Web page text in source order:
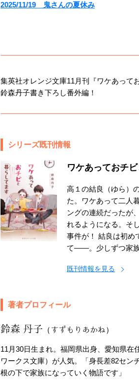
2025/11/19 鬼さんの夏休み
集英社オレンジ文庫11月刊『ワケあって
鈴森丹子書き下ろし番外編！
シリーズ既刊情報
ワケあっておチ
高１の結良（ゆら）
た。ワケあって二人
ングの連続だったが
れるようになる。そ
事件が！ 結良は初め
て――。少しずつ家族
既刊情報を見る
著者プロフィール
鈴森 丹子 （すずもりあかね）
11月30日生まれ。福岡県出身、愛知県在
ワークス文庫）が人気。「身長差82セン
根の下で家族になっていく物語です」